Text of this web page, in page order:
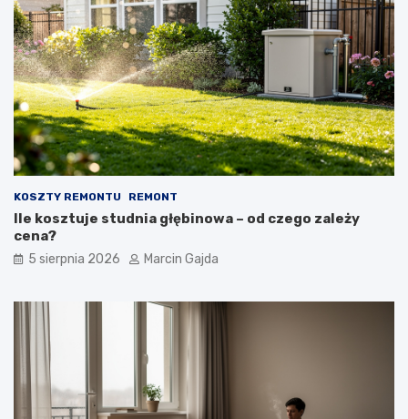
y
c
z
n
y
p
r
z
e
w
d
n
i
k
a
ł
o
d
z
i
e
ż
o
w
e
o
?
KOSZTY REMONTU REMONT
Ile kosztuje studnia głębinowa – od czego zależy
cena?
5 sierpnia 2026 Marcin Gajda